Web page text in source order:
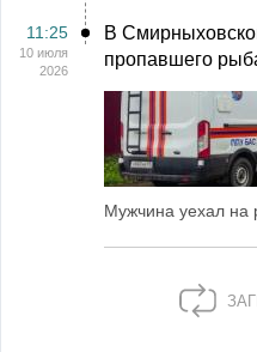
11:25
10 июля
2026
В
пропавшего
Мужчина уехал на